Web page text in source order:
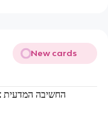
New cards
החשיבה המדעית